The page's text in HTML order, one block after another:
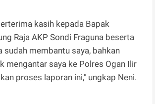
kasih kepada Bapak
Raja AKP Sondi Fraguna beserta
sudah membantu saya, bahkan
mengantar saya ke Polres Ogan Ilir
proses laporan ini," ungkap Neni.